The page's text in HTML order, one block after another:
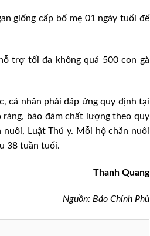
giống cấp bố mẹ 01 ngày tuổi để
trợ tối đa không quá 500 con gà
cá nhân phải đáp ứng quy định tại
bảo đảm chất lượng theo quy
Luật Thú y. Mỗi hộ chăn nuôi
38 tuần tuổi.
Thanh Quang
Nguồn: Báo Chính Phủ